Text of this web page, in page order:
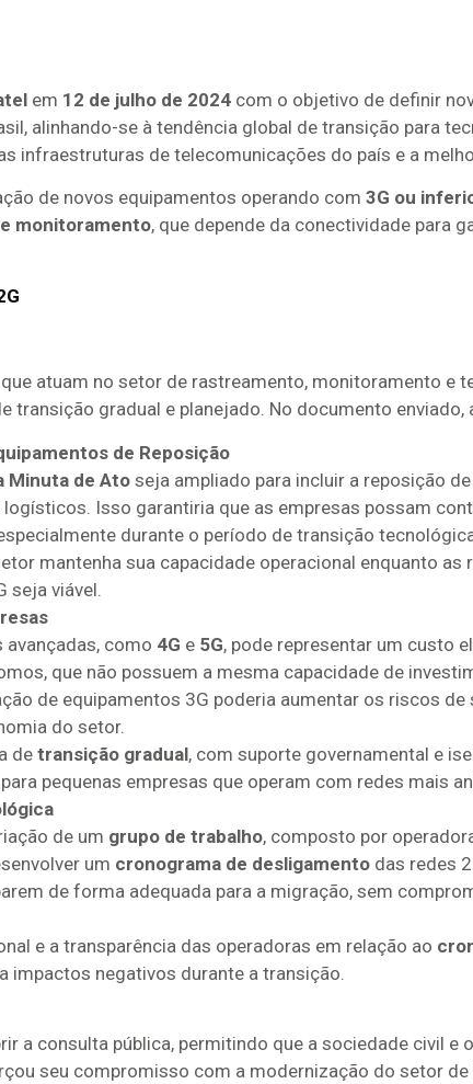
em 12 de julho de 2024 com o objetivo de definir
alinhando-se à tendência global de transição para
infraestruturas de telecomunicações do país e a
de novos equipamentos operando com 3G ou
monitoramento, que depende da conectividade para
atuam no setor de rastreamento, monitoramento e
transição gradual e planejado. No documento
de Reposição
Minuta de Ato seja ampliado para incluir a reposição
Isso garantiria que as empresas possam
durante o período de transição
mantenha sua capacidade operacional enquanto as
seja viável.
como 4G e 5G, pode representar um custo
que não possuem a mesma capacidade de
de equipamentos 3G poderia aumentar os riscos
do setor.
de transição gradual, com suporte governamental e
pequenas empresas que operam com redes mais
de um grupo de trabalho, composto por
um cronograma de desligamento das redes
de forma adequada para a migração, sem
e a transparência das operadoras em relação ao
impactos negativos durante a transição.
a consulta pública, permitindo que a sociedade civil
seu compromisso com a modernização do setor